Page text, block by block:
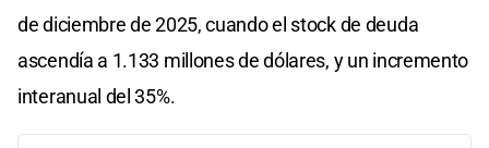
de diciembre de 2025, cuando el stock de deuda
ascendía a 1.133 millones de dólares, y un incremento
interanual del 35%.